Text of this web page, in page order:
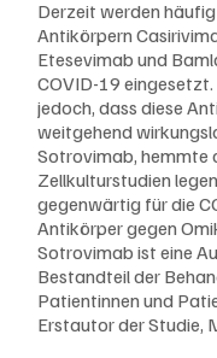
Derzeit werden
Antikörpern
Etesevimab und
COVID-19
jedoch, dass diese
weitgehend
Sotrovimab, hemmte
Zellkulturstudien
gegenwärtig für die
Antikörper gegen
Sotrovimab ist eine
Bestandteil der
Patientinnen und
Erstautor der Studie,